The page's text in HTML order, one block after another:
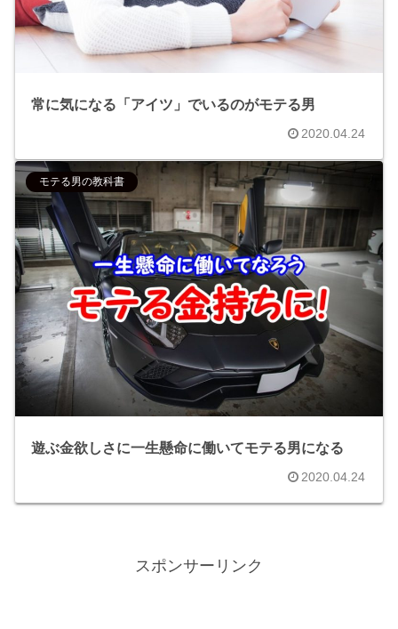
常に気になる「アイツ」でいるのがモテる男
2020.04.24
モテる男の教科書
遊ぶ金欲しさに一生懸命に働いてモテる男になる
2020.04.24
スポンサーリンク